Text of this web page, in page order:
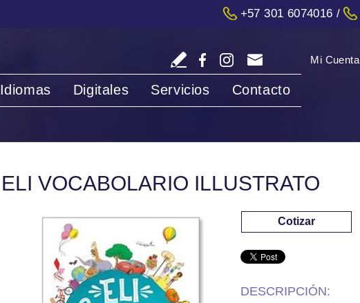
+57 301 6074016 /
Mi Cuenta
Idiomas Digitales Servicios Contacto
ELI VOCABOLARIO ILLUSTRATO
Cotizar
DESCRIPCIÓN: